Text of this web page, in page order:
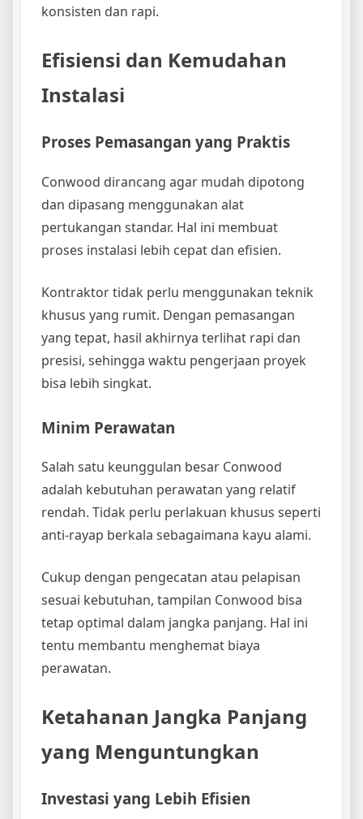
konsisten dan rapi.
Efisiensi dan Kemudahan
Instalasi
Proses Pemasangan yang Praktis
Conwood dirancang agar mudah dipotong
dan dipasang menggunakan alat
pertukangan standar. Hal ini membuat
proses instalasi lebih cepat dan efisien.
Kontraktor tidak perlu menggunakan teknik
khusus yang rumit. Dengan pemasangan
yang tepat, hasil akhirnya terlihat rapi dan
presisi, sehingga waktu pengerjaan proyek
bisa lebih singkat.
Minim Perawatan
Salah satu keunggulan besar Conwood
adalah kebutuhan perawatan yang relatif
rendah. Tidak perlu perlakuan khusus seperti
anti-rayap berkala sebagaimana kayu alami.
Cukup dengan pengecatan atau pelapisan
sesuai kebutuhan, tampilan Conwood bisa
tetap optimal dalam jangka panjang. Hal ini
tentu membantu menghemat biaya
perawatan.
Ketahanan Jangka Panjang
yang Menguntungkan
Investasi yang Lebih Efisien